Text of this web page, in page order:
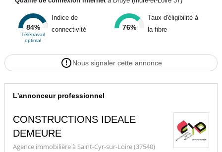
84%
Télétravail
optimal
Indice de
connectivité
76%
Taux d'éligibilité à
la fibre
Nous signaler cette annonce
L'annonceur professionnel
CONSTRUCTIONS IDEALE
DEMEURE
Agence immobilière à Saint-Cyr-sur-Loire (37540)